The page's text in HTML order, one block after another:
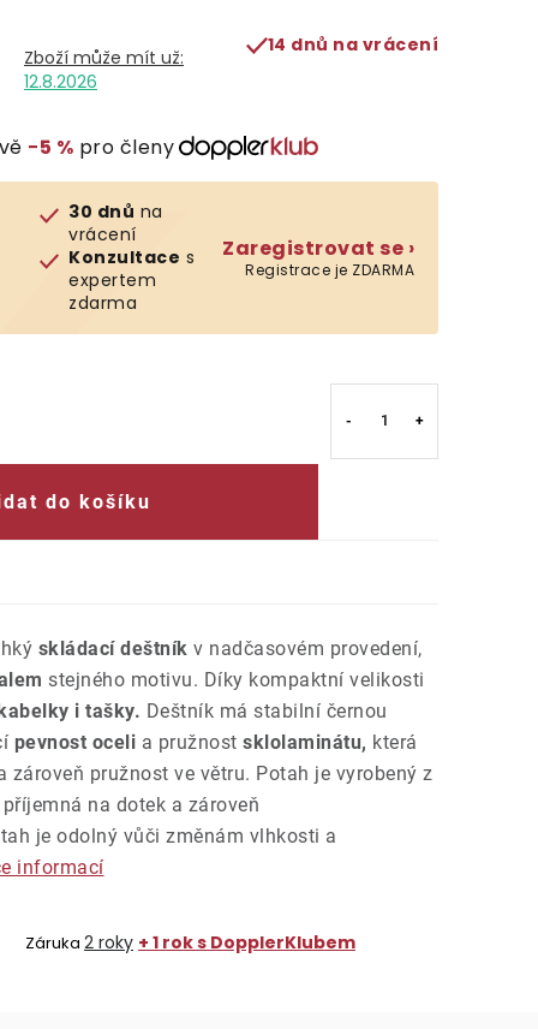
12.8.2026
14 dnů na vrácení
−5 % pro členy
30 dnů na
vrácení
Konzultace s
expertem
zdarma
Zaregistrovat se ›
Registrace je ZDARMA
do košíku
skládací deštník v nadčasovém provedení,
stejného motivu. Díky kompaktní velikosti
i tašky. Deštník má stabilní černou
pevnost oceli a pružnost sklolaminátu, která
zároveň pružnost ve větru. Potah je vyrobený z
příjemná na dotek a zároveň
je odolný vůči změnám vlhkosti a
informací
Záruka 2 roky + 1 rok s DopplerKlubem